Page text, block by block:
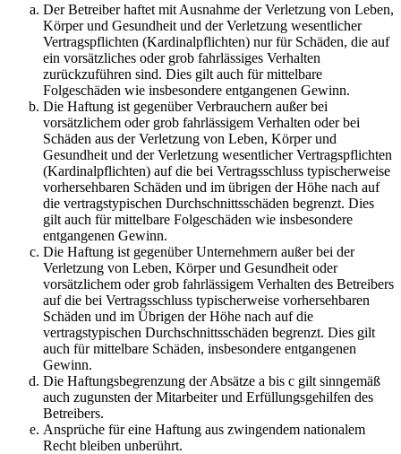
Der Betreiber haftet mit Ausnahme der Verletzung von Leben,
Körper und Gesundheit und der Verletzung wesentlicher
Vertragspflichten (Kardinalpflichten) nur für Schäden, die auf
ein vorsätzliches oder grob fahrlässiges Verhalten
zurückzuführen sind. Dies gilt auch für mittelbare
Folgeschäden wie insbesondere entgangenen Gewinn.
Die Haftung ist gegenüber Verbrauchern außer bei
vorsätzlichem oder grob fahrlässigem Verhalten oder bei
Schäden aus der Verletzung von Leben, Körper und
Gesundheit und der Verletzung wesentlicher Vertragspflichten
(Kardinalpflichten) auf die bei Vertragsschluss typischerweise
vorhersehbaren Schäden und im übrigen der Höhe nach auf
die vertragstypischen Durchschnittsschäden begrenzt. Dies
gilt auch für mittelbare Folgeschäden wie insbesondere
entgangenen Gewinn.
Die Haftung ist gegenüber Unternehmern außer bei der
Verletzung von Leben, Körper und Gesundheit oder
vorsätzlichem oder grob fahrlässigem Verhalten des Betreibers
auf die bei Vertragsschluss typischerweise vorhersehbaren
Schäden und im Übrigen der Höhe nach auf die
vertragstypischen Durchschnittsschäden begrenzt. Dies gilt
auch für mittelbare Schäden, insbesondere entgangenen
Gewinn.
Die Haftungsbegrenzung der Absätze a bis c gilt sinngemäß
auch zugunsten der Mitarbeiter und Erfüllungsgehilfen des
Betreibers.
Ansprüche für eine Haftung aus zwingendem nationalem
Recht bleiben unberührt.